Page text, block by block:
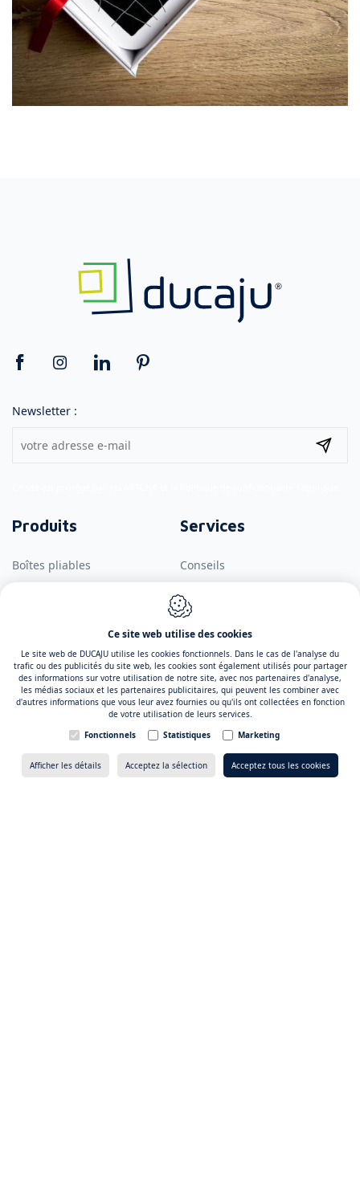
Newsletter :
Produits
Boîtes pliables
Classeurs et
échantilloneurs
Services
Conseils
Conception
prepress
Presse
Finition
Plan de site Contact
Devis →
Ce site web utilise des cookies
Le site web de DUCAJU utilise les cookies fonctionnels. Dans le cas de l'analyse du
trafic ou des publicités du site web, les cookies sont également utilisés pour partager
des informations sur votre utilisation de notre site, avec nos partenaires d'analyse,
les médias sociaux et les partenaires publicitaires, qui peuvent les combiner avec
d'autres informations que vous leur avez fournies ou qu'ils ont collectées en fonction
de votre utilisation de leurs services.
Fonctionnels
Statistiques Marketing
Afficher les détails Acceptez la sélection Acceptez tous les cookies